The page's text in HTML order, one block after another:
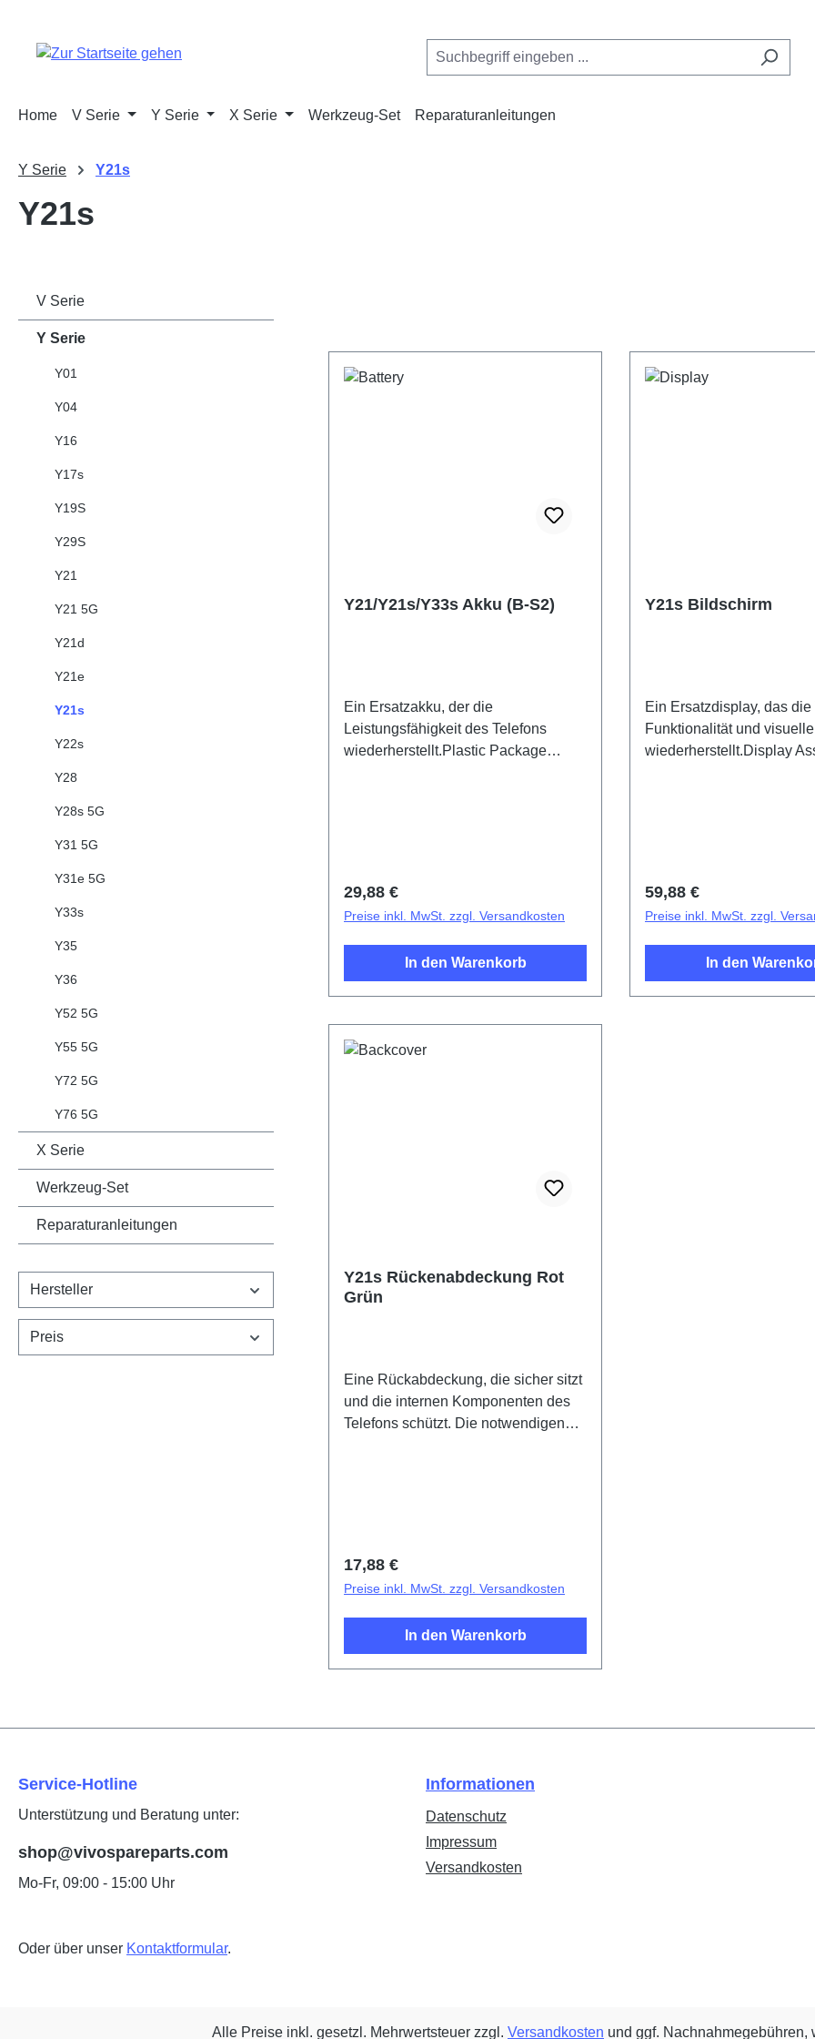
Home V Serie Y Serie X Serie Werkzeug-Set Reparaturanleitungen
Y Serie Y21s
Y21s
V Serie
Y Serie
Y01
Y04
Y16
Y17s
Y19S
Y29S
Y21
Y21 5G
Y21d
Y21e
Y21s
Y22s
Y28
Y28s 5G
Y31 5G
Y31e 5G
Y33s
Y35
Y36
Y52 5G
Y55 5G
Y72 5G
Y76 5G
X Serie
Werkzeug-Set
Reparaturanleitungen
Hersteller
Preis
Y21/Y21s/Y33s Akku (B-S2)
Ein Ersatzakku, der die
Leistungsfähigkeit des Telefons
wiederherstellt.Plastic Package
Regulärer Preis:
29,88 €
Preise inkl. MwSt. zzgl. Versandkosten
In den Warenkorb
Y21s Bildschirm
Ein Ersatzdisplay, das die
Funktionalität und
wiederherstellt.Display
Regulärer Preis:
59,88 €
Preise inkl. MwSt. zzgl.
In den
Y21s Rückenabdeckung Rot
Grün
Eine Rückabdeckung, die sicher sitzt
und die internen Komponenten des
Telefons schützt. Die notwendigen
Regulärer Preis:
17,88 €
Preise inkl. MwSt. zzgl. Versandkosten
In den Warenkorb
Service-Hotline
Unterstützung und Beratung unter:
shop@vivospareparts.com
Mo-Fr, 09:00 - 15:00 Uhr
Oder über unser Kontaktformular.
Informationen
Datenschutz
Impressum
Versandkosten
Alle Preise inkl. gesetzl. Mehrwertsteuer zzgl. Versandkosten und ggf.